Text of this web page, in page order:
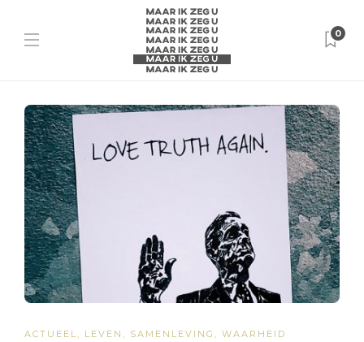
0
ACTUEEL, LEVEN , SAMENLEVING , WAARHEID